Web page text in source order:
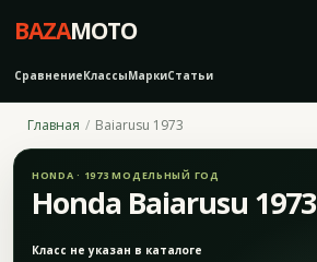
BAZAMOTO
СравнениеКлассыМаркиСтатьи
Главная Baiarusu 1973
HONDA · 1973 МОДЕЛЬНЫЙ ГОД
Honda Baiarusu 1973
Класс не указан в каталоге